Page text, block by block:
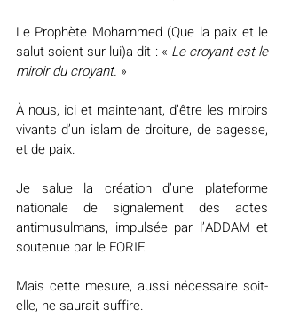
Le Prophète Mohammed (Que la paix et le
salut soient sur lui)a dit : « Le croyant est le
miroir du croyant. »
À nous, ici et maintenant, d’être les miroirs
vivants d’un islam de droiture, de sagesse,
et de paix.
Je salue la création d’une plateforme
nationale de signalement des actes
antimusulmans, impulsée par l’ADDAM et
soutenue par le FORIF.
Mais cette mesure, aussi nécessaire soit-
elle, ne saurait suffire.